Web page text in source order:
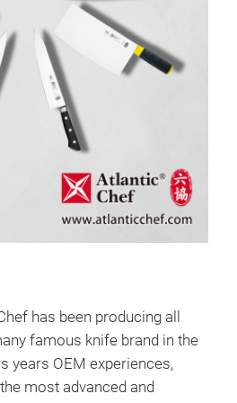
has been producing all
famous knife brand in the
years OEM experiences,
most advanced and